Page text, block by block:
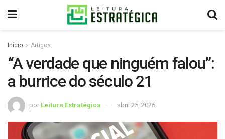
Início Artigos
“A verdade que ninguém falou”:
a burrice do século 21
por Leitura Estratégica abril 25, 2026